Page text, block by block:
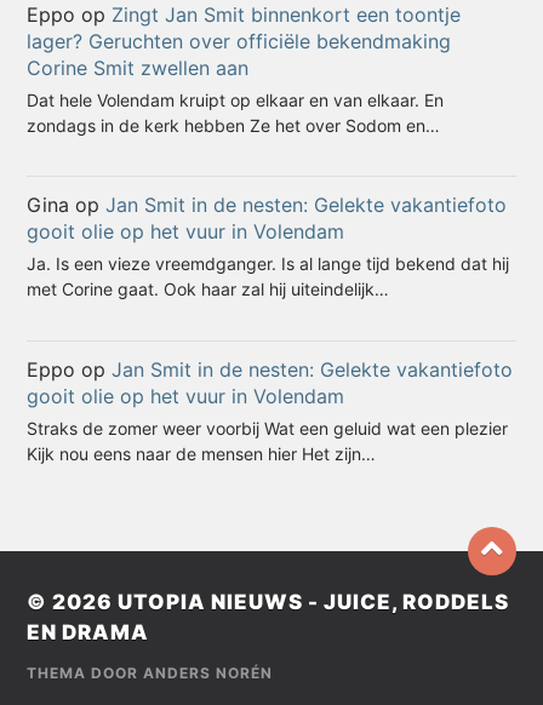
Eppo op Zingt Jan Smit binnenkort een toontje
lager? Geruchten over officiële bekendmaking
Corine Smit zwellen aan
Dat hele Volendam kruipt op elkaar en van elkaar. En
zondags in de kerk hebben Ze het over Sodom en…
Gina opJan Smit in de nesten: Gelekte vakantiefoto
gooit olie op het vuur in Volendam
Ja. Is een vieze vreemdganger. Is al lange tijd bekend dat hij
met Corine gaat. Ook haar zal hij uiteindelijk…
Eppo opJan Smit in de nesten: Gelekte vakantiefoto
gooit olie op het vuur in Volendam
Straks de zomer weer voorbij Wat een geluid wat een plezier
Kijk nou eens naar de mensen hier Het zijn…
© 2026UTOPIA NIEUWS - JUICE, RODDELS
EN DRAMA
THEMA DOOR ANDERS NORÉN